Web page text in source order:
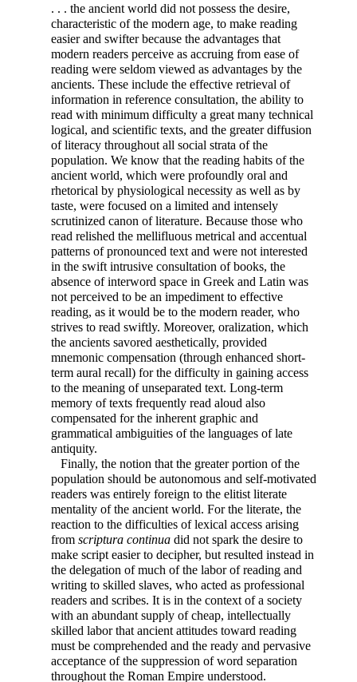
. . . the ancient world did not possess the desire,
characteristic of the modern age, to make reading
easier and swifter because the advantages that
modern readers perceive as accruing from ease of
reading were seldom viewed as advantages by the
ancients. These include the effective retrieval of
information in reference consultation, the ability to
read with minimum difficulty a great many technical
logical, and scientific texts, and the greater diffusion
of literacy throughout all social strata of the
population. We know that the reading habits of the
ancient world, which were profoundly oral and
rhetorical by physiological necessity as well as by
taste, were focused on a limited and intensely
scrutinized canon of literature. Because those who
read relished the mellifluous metrical and accentual
patterns of pronounced text and were not interested
in the swift intrusive consultation of books, the
absence of interword space in Greek and Latin was
not perceived to be an impediment to effective
reading, as it would be to the modern reader, who
strives to read swiftly. Moreover, oralization, which
the ancients savored aesthetically, provided
mnemonic compensation (through enhanced short-
term aural recall) for the difficulty in gaining access
to the meaning of unseparated text. Long-term
memory of texts frequently read aloud also
compensated for the inherent graphic and
grammatical ambiguities of the languages of late
antiquity.
Finally, the notion that the greater portion of the
population should be autonomous and self-motivated
readers was entirely foreign to the elitist literate
mentality of the ancient world. For the literate, the
reaction to the difficulties of lexical access arising
from scriptura continua did not spark the desire to
make script easier to decipher, but resulted instead in
the delegation of much of the labor of reading and
writing to skilled slaves, who acted as professional
readers and scribes. It is in the context of a society
with an abundant supply of cheap, intellectually
skilled labor that ancient attitudes toward reading
must be comprehended and the ready and pervasive
acceptance of the suppression of word separation
throughout the Roman Empire understood.